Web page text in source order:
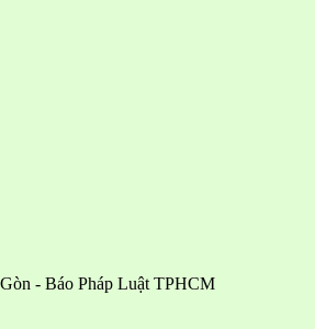
- Báo Pháp Luật TPHCM